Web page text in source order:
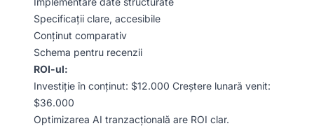
Specificații clare, accesibile
Conținut comparativ
Schema pentru recenzii
ROI-ul:
Investiție în conținut: $12.000 Creștere lunară venit:
$36.000
Optimizarea AI tranzacțională are ROI clar.